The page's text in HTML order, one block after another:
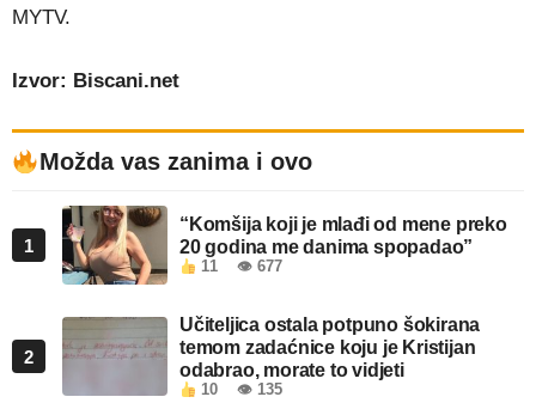
MYTV.
Izvor: Biscani.net
Možda vas zanima i ovo
1
“Komšija koji je mlađi od mene preko
20 godina me danima spopadao”
11 👁 677
2
Učiteljica ostala potpuno šokirana
temom zadaćnice koju je Kristijan
odabrao, morate to vidjeti
10 👁 135